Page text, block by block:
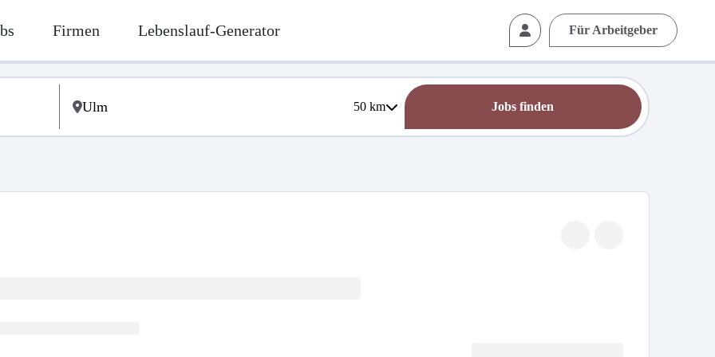
Firmen Lebenslauf-Generator Für Arbeitgeber
50km Jobs finden